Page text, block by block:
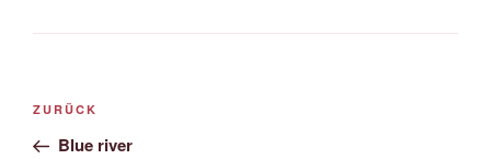
Beitrags-
Vorheriger
Beitrag
ZURÜCK
Blue river